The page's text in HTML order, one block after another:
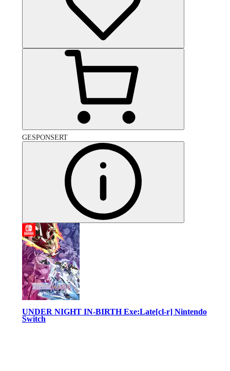
GESPONSERT
UNDER NIGHT IN-BIRTH Exe:Late[cl-r] Nintendo
Switch